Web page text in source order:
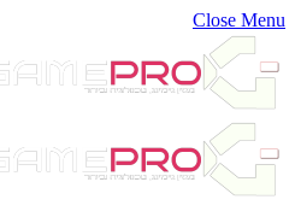
Close Menu